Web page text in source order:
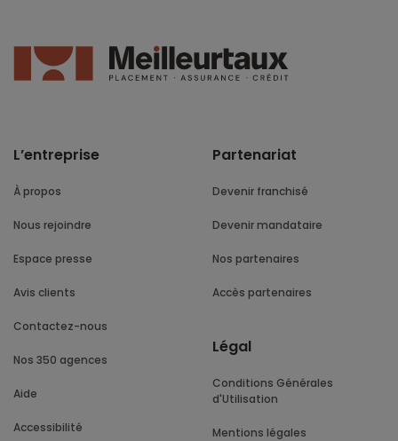
L’entreprise
À propos
Nous rejoindre
Espace presse
Avis clients
Contactez-nous
Nos 350 agences
Aide
Accessibilité
Partenariat
Devenir franchisé
Devenir mandataire
Nos partenaires
Accès partenaires
Légal
Conditions Générales
d'Utilisation
Mentions légales